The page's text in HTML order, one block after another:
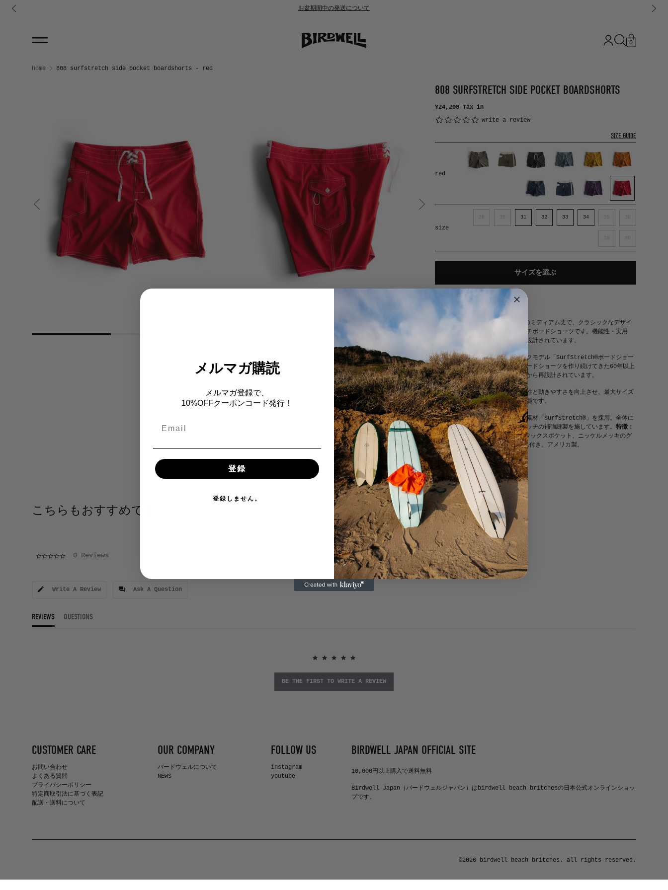
お盆期間中の発送について
0
Skip to product information
home 808 surfstretch side pocket boardshorts - red
808 SURFSTRETCH SIDE POCKET BOARDSHORTS
¥24,200Tax in
0.0 star rating
write a review
red
size
31 32 33 34
color Red
SIZE GUIDE
サイズを選ぶ
The 808は、股下8インチのミディアム丈で、クラシックなデザイ
ンをベースにしたストレッチボードショーツです。機能性・実用
性・動きやすさを重視して設計されています。
現代的に進化したクラシックモデル「SurfStretch®ボードショー
ツ」が復活。世界最高のボードショーツを作り続けてきた60年以上
のノウハウをもとに、ゼロから再設計されています。
サイドポケットはアクセス性と動きやすさを向上させ、最大サイズ
のスマートフォンも収納可能です。
耐久性に優れた撥水・速乾素材「SurfStretch®」を採用。全体に
ダブルおよびトリプルステッチの補強縫製を施しています。 特徴：
シグネチャーのBirdwellワックスポケット、ニッケルメッキのグ
ロメット、Birdie織ネーム付き。 アメリカ製。
SPECS
フィット：
ミディアム丈。標準的なサイズ感。
素材：
SurfStretch® 100%。
構造：
ダブル＆トリプルステッチによる補強縫製。アメリカ
製。
お手入れ：冷水で単独洗い（弱水流）。漂白不可。乾燥機は使
用せず、吊り干ししてください。
ご購入前にご確認ください
ストレッチ性の高い素材を使用しているため、
こちらもおすすめです！
0 Reviews
Write A Review Ask A Question
REVIEWS QUESTIONS
BE THE FIRST TO WRITE A REVIEW
BIRDWELL JAPAN OFFICIAL SITE
10,000円以上購入で送料無料
Birdwell Japan（バードウェルジャパン）はbirdwell beach britchesの日本公式オンラインショッ
プです。
CUSTOMER CARE
お問い合わせ
よくある質問
プライバシーポリシー
特定商取引法に基づく表記
配送・送料について
OUR COMPANY
バードウェルについて
NEWS
FOLLOW US
instagram
youtube
©2026 birdwell beach britches. all rights reserved.
メルマガ購読
メルマガ登録で、
10%OFFクーポンコード発行！
登録
登録しません。